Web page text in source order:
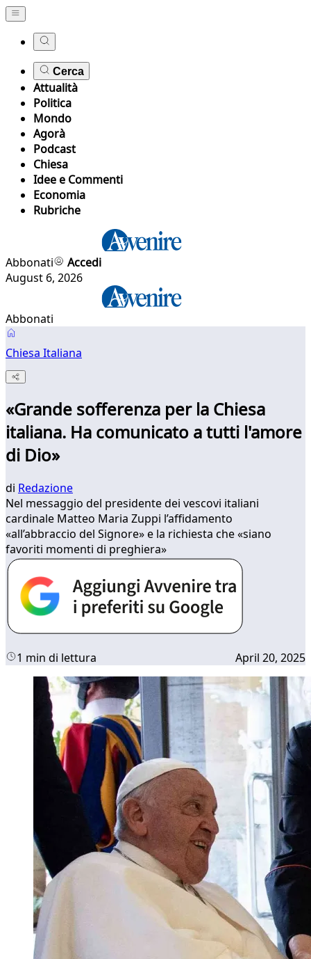
Cerca
Attualità
Politica
Mondo
Agorà
Podcast
Chiesa
Idee e Commenti
Economia
Rubriche
Abbonati
Accedi
August 6, 2026
Abbonati
Chiesa Italiana
«Grande sofferenza per la Chiesa
italiana. Ha comunicato a tutti l'amore
di Dio»
di Redazione
Nel messaggio del presidente dei vescovi italiani
cardinale Matteo Maria Zuppi l’affidamento
«all’abbraccio del Signore» e la richiesta che «siano
favoriti momenti di preghiera»
1 min di lettura April 20, 2025